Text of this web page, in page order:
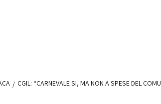
CGIL: “CARNEVALE SI, MA NON A SPESE DEL